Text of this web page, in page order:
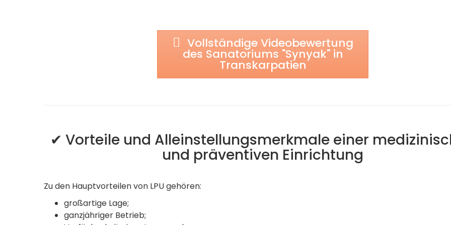
Vollständige Videobewertung
des Sanatoriums "Synyak" in
Transkarpatien
✔ Vorteile und Alleinstellungsmerkmale einer
und präventiven Einrichtung
Zu den Hauptvorteilen von LPU gehören:
großartige Lage;
ganzjähriger Betrieb;